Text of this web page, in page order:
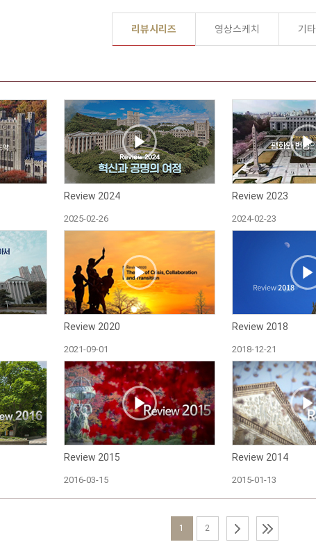
리뷰시리즈 영상스케치 기타
Review 2024
2025-02-26
Review 2023
2024-02-23
Review 2020
2021-09-01
Review 2018
2018-12-21
Review 2015
2016-03-15
Review 2014
2015-01-13
1 2